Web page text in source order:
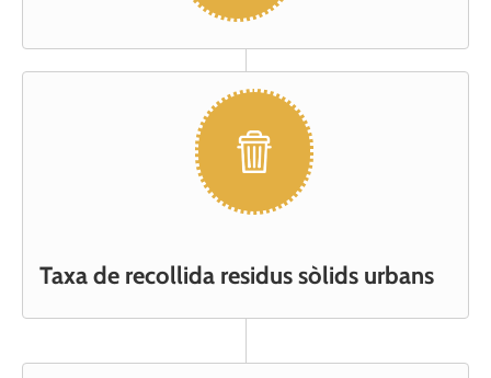
Taxa de recollida residus sòlids urbans